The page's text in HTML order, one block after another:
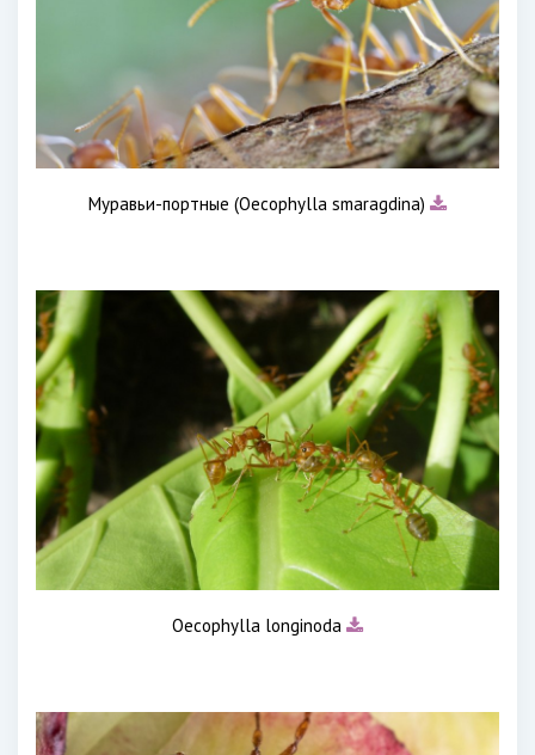
Муравьи-портные (Oecophylla smaragdina)
Oecophylla longinoda